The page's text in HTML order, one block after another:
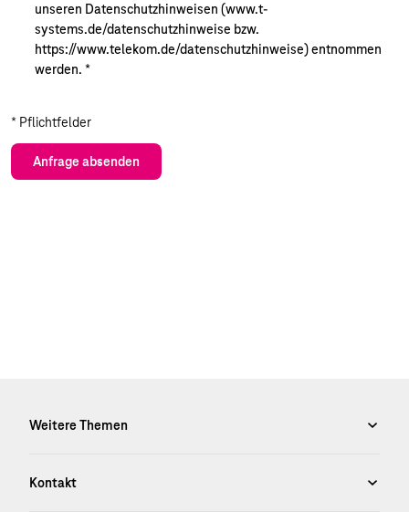
unseren Datenschutzhinweisen (www.t-
systems.de/datenschutzhinweise bzw.
https://www.telekom.de/datenschutzhinweise) entnommen
werden. *
* Pflichtfelder
Anfrage absenden